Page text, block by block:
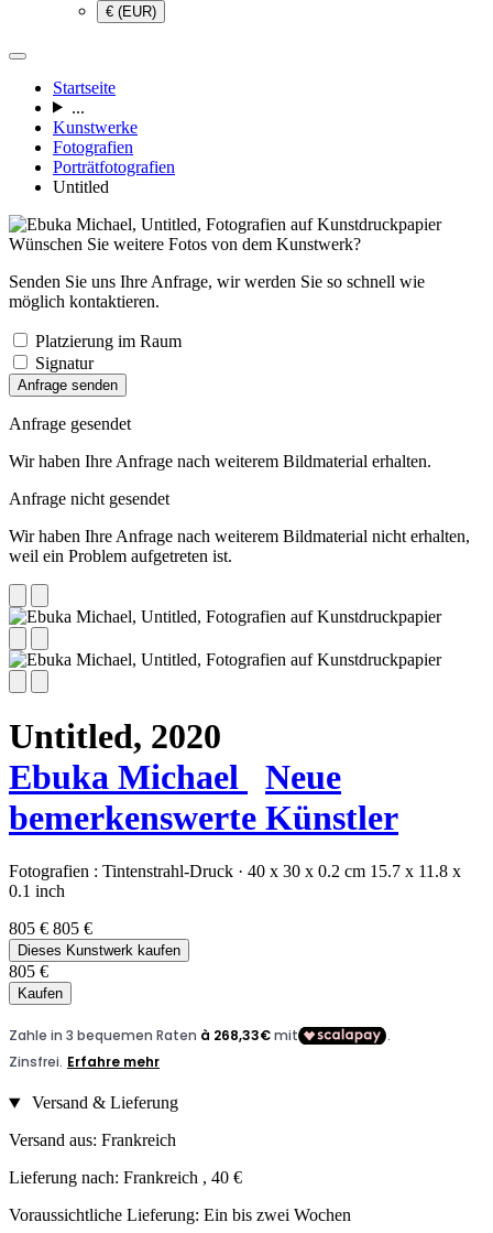
€ (EUR)
Startseite
...
Kunstwerke
Fotografien
Porträtfotografien
Untitled
Wünschen Sie weitere Fotos von dem Kunstwerk?
Senden Sie uns Ihre Anfrage, wir werden Sie so schnell wie
möglich kontaktieren.
Platzierung im Raum
Signatur
Anfrage senden
Anfrage gesendet
Wir haben Ihre Anfrage nach weiterem Bildmaterial erhalten.
Anfrage nicht gesendet
Wir haben Ihre Anfrage nach weiterem Bildmaterial nicht erhalten,
weil ein Problem aufgetreten ist.
Untitled, 2020
Ebuka Michael
Neue
bemerkenswerte Künstler
Fotografien : Tintenstrahl-Druck · 40 x 30 x 0.2 cm 15.7 x 11.8 x
0.1 inch
805 € 805 €
Dieses Kunstwerk kaufen
805 €
Kaufen
Versand & Lieferung
Versand aus: Frankreich
Lieferung nach: Frankreich , 40 €
Voraussichtliche Lieferung: Ein bis zwei Wochen